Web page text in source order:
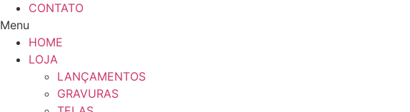
CONTATO
Menu
HOME
LOJA
LANÇAMENTOS
GRAVURAS